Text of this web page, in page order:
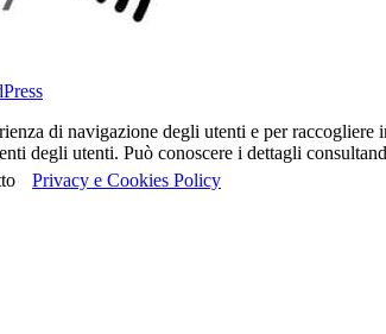
di navigazione degli utenti e per
degli utenti. Può conoscere i dettagli
Privacy e Cookies Policy